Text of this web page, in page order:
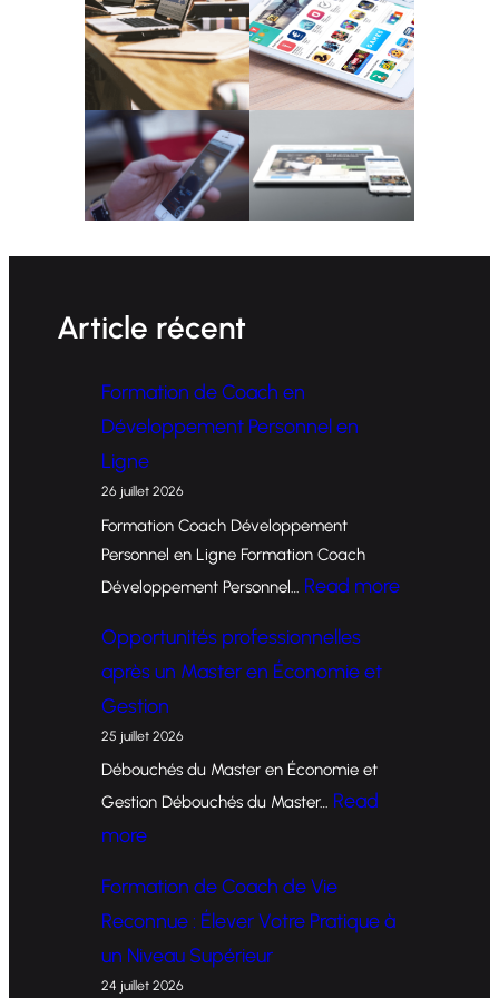
Article récent
Formation de Coach en
Développement Personnel en
Ligne
26 juillet 2026
Formation Coach Développement
Personnel en Ligne Formation Coach
Développement Personnel… Read more:
Opportunités professionnelles
après un Master en Économie et
Gestion
25 juillet 2026
Débouchés du Master en Économie et
Gestion Débouchés du Master… Read
more:
Formation de Coach de Vie
Reconnue : Élever Votre Pratique à
un Niveau Supérieur
24 juillet 2026